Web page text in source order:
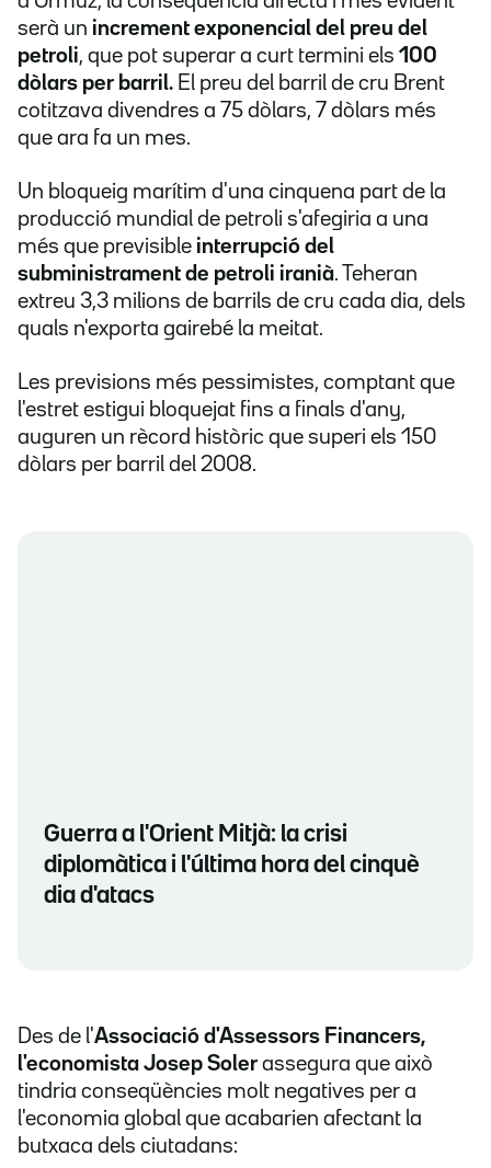
serà un increment exponencial del preu del
petroli, que pot superar a curt termini els 100
dòlars per barril. El preu del barril de cru Brent
cotitzava divendres a 75 dòlars, 7 dòlars més
que ara fa un mes.
Un bloqueig marítim d'una cinquena part de la
producció mundial de petroli s'afegiria a una
més que previsible interrupció del
subministrament de petroli iranià. Teheran
extreu 3,3 milions de barrils de cru cada dia, dels
quals n'exporta gairebé la meitat.
Les previsions més pessimistes, comptant que
l'estret estigui bloquejat fins a finals d'any,
auguren un rècord històric que superi els 150
dòlars per barril del 2008.
Guerra a l'Orient Mitjà: la crisi
diplomàtica i l'última hora del cinquè
dia d'atacs
Des de l'Associació d'Assessors Financers,
l'economista Josep Soler assegura que això
tindria conseqüències molt negatives per a
l'economia global que acabarien afectant la
butxaca dels ciutadans: